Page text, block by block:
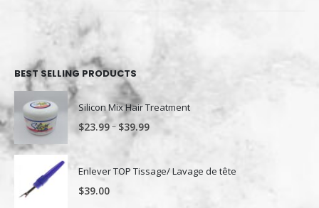
BEST SELLING PRODUCTS
Silicon Mix Hair Treatment
$23.99– $39.99
Enlever TOP Tissage/ Lavage de tête
$39.00